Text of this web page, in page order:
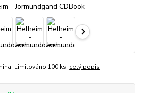
Limitováno 100 ks. celý popis